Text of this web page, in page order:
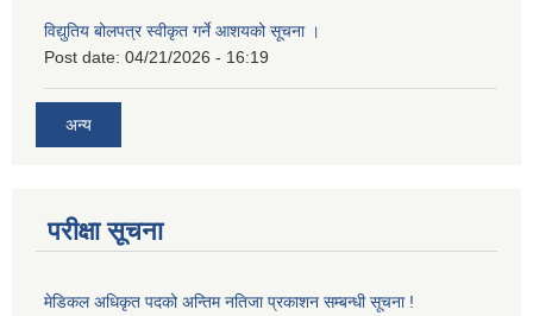
विद्युतिय बोलपत्र स्वीकृत गर्ने आशयको सूचना ।
Post date: 04/21/2026 - 16:19
अन्य
परीक्षा सूचना
मेडिकल अधिकृत पदको अन्तिम नतिजा प्रकाशन सम्बन्धी सूचना !